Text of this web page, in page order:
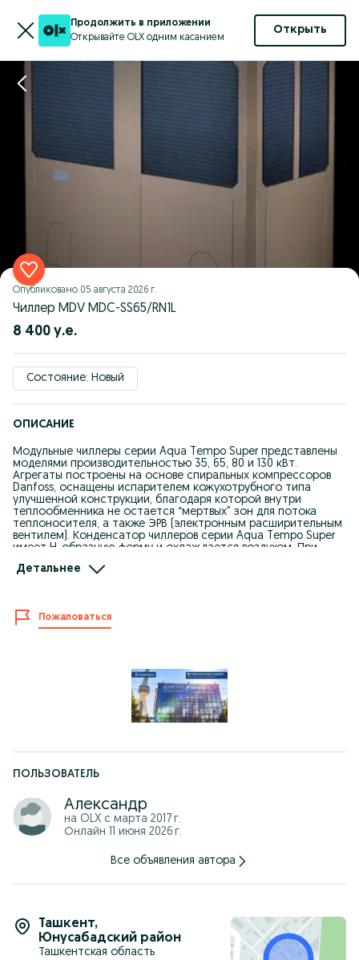
Продолжить в приложении
Открывайте OLX одним касанием
Открыть
Опубликовано 05 августа 2026 г.
Чиллер MDV MDC-SS65/RN1L
8 400 у.е.
Состояние: Новый
ОПИСАНИЕ
Модульные чиллеры серии Aqua Tempo Super представлены
моделями производительностью 35, 65, 80 и 130 кВт.
Агрегаты построены на основе спиральных компрессоров
Danfoss, оснащены испарителем кожухотрубного типа
улучшенной конструкции, благодаря которой внутри
теплообменника не остается “мертвых” зон для потока
теплоносителя, а также ЭРВ (электронным расширительным
вентилем). Конденсатор чиллеров серии Aqua Tempo Super
имеет H-образную форму и охлаждается воздухом. При
«ведущий-ведомый» для выравнивания моточасов работы
+998991412211
+998903518438
Детальнее
Пожаловаться
ПОЛЬЗОВАТЕЛЬ
Александр
на OLX с марта 2017 г.
Онлайн 11 июня 2026 г.
Все объявления автора
Ташкент,
Юнусабадский район
Ташкентская область